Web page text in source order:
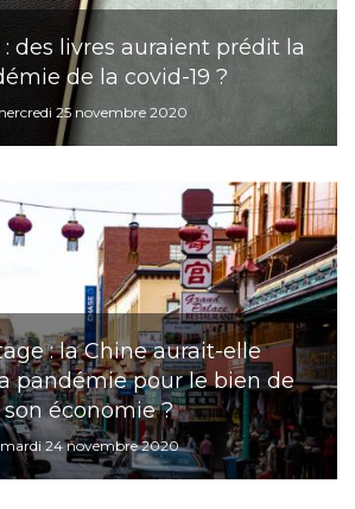
des livres auraient prédit la
de la covid-19 ?
25 novembre 2020
: la Chine aurait-elle
pandémie pour le bien de
son économie ?
mardi 24 novembre 2020